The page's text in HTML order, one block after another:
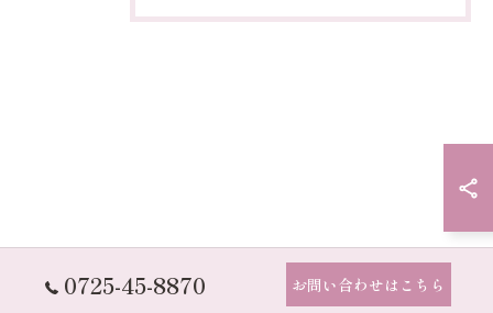
0725-45-8870 お問い合わせはこちら